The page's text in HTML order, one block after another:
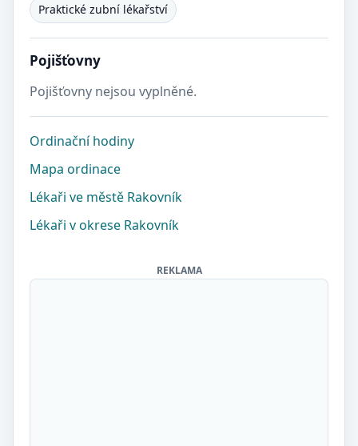
Praktické zubní lékařství
Pojišťovny
Pojišťovny nejsou vyplněné.
Ordinační hodiny
Mapa ordinace
Lékaři ve městě Rakovník
Lékaři v okrese Rakovník
REKLAMA